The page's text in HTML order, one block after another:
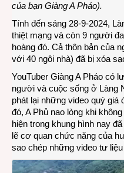
của bạn Giàng A Pháo).
Tính đến sáng 28-9-2024,
thiệt mạng và còn 9 người
hoàng đó. Cả thôn bản của
với 40 ngôi nhà) đã bị xóa
YouTuber Giàng A Pháo có
người và cuộc sống ở Làng
phát lại những video quý giá
đó, A Phủ nao lòng khi
hiện trong khung hình nay
lẽ cơ quan chức năng của
sao chép những video tư